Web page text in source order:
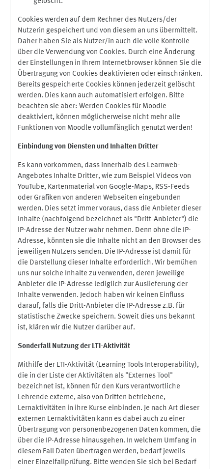
Cookies werden auf dem Rechner des Nutzers/der
Nutzerin gespeichert und von diesem an uns übermittelt.
Daher haben Sie als Nutzer/in auch die volle Kontrolle
über die Verwendung von Cookies. Durch eine Änderung
der Einstellungen in Ihrem Internetbrowser können Sie die
Übertragung von Cookies deaktivieren oder einschränken.
Bereits gespeicherte Cookies können jederzeit gelöscht
werden. Dies kann auch automatisiert erfolgen. Bitte
beachten sie aber: Werden Cookies für Moodle
deaktiviert, können möglicherweise nicht mehr alle
Funktionen von Moodle vollumfänglich genutzt werden!
Einbindung von Diensten und Inhalten Dritter
Es kann vorkommen, dass innerhalb des Learnweb-
Angebotes Inhalte Dritter, wie zum Beispiel Videos von
YouTube, Kartenmaterial von Google-Maps, RSS-Feeds
oder Grafiken von anderen Webseiten eingebunden
werden. Dies setzt immer voraus, dass die Anbieter dieser
Inhalte (nachfolgend bezeichnet als "Dritt-Anbieter") die
IP-Adresse der Nutzer wahr nehmen. Denn ohne die IP-
Adresse, könnten sie die Inhalte nicht an den Browser des
jeweiligen Nutzers senden. Die IP-Adresse ist damit für
die Darstellung dieser Inhalte erforderlich. Wir bemühen
uns nur solche Inhalte zu verwenden, deren jeweilige
Anbieter die IP-Adresse lediglich zur Auslieferung der
Inhalte verwenden. Jedoch haben wir keinen Einfluss
darauf, falls die Dritt-Anbieter die IP-Adresse z.B. für
statistische Zwecke speichern. Soweit dies uns bekannt
ist, klären wir die Nutzer darüber auf.
Sonderfall Nutzung der LTI-Aktivität
Mithilfe der LTI-Aktivität (Learning Tools Interoperability),
die in der Liste der Aktivitäten als "Externes Tool"
bezeichnet ist, können für den Kurs verantwortliche
Lehrende externe, also von Dritten betriebene,
Lernaktivitäten in ihre Kurse einbinden. Je nach Art dieser
externen Lernaktivitäten kann es dabei auch zu einer
Übertragung von personenbezogenen Daten kommen, die
über die IP-Adresse hinausgehen. In welchem Umfang in
diesem Fall Daten übertragen werden, bedarf jeweils
einer Einzelfallprüfung. Bitte wenden Sie sich bei Bedarf